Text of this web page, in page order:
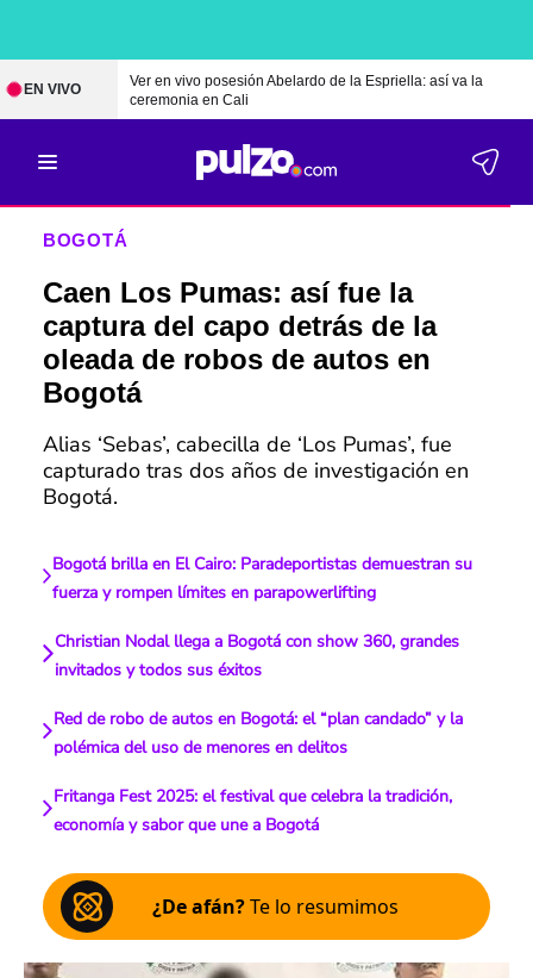
EN VIVO
Ver en vivo posesión Abelardo de la Espriella: así va la
ceremonia en Cali
BOGOTÁ
Caen Los Pumas: así fue la
captura del capo detrás de la
oleada de robos de autos en
Bogotá
Alias ‘Sebas’, cabecilla de ‘Los Pumas’, fue
capturado tras dos años de investigación en
Bogotá.
Bogotá brilla en El Cairo: Paradeportistas demuestran su
fuerza y rompen límites en parapowerlifting
Christian Nodal llega a Bogotá con show 360, grandes
invitados y todos sus éxitos
Red de robo de autos en Bogotá: el “plan candado” y la
polémica del uso de menores en delitos
Fritanga Fest 2025: el festival que celebra la tradición,
economía y sabor que une a Bogotá
¿De afán?Te lo resumimos